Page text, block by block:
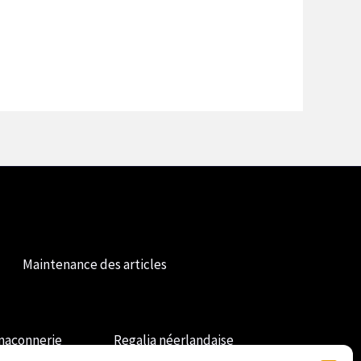
Maintenance des articles
Regalia néerlandaise